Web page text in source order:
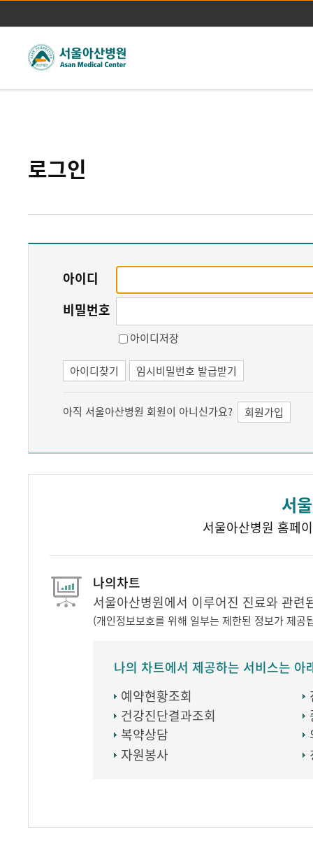
주메뉴바로가기
본문바로가기
로그인
아이디
비밀번호
아이디저장
아이디찾기 임시비밀번호 발급받기
아직 서울아산병원 회원이 아니신가요? 회원가입
서
서울아산병원 홈페
나의차트
서울아산병원에서 이루어진 진료와 관
(개인정보보호를 위해 일부는 제한된 정보가 제공
나의 차트에서 제공하는 서비스는 아
예약현황조회
건강진단결과조회
복약상담
자원봉사